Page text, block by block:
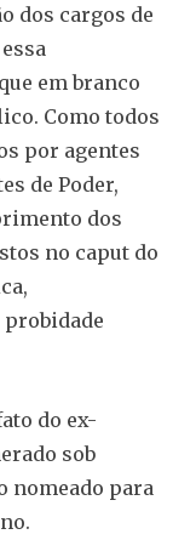
dos cargos de
em branco
Como todos
por agentes
de Poder,
dos
no caput do
do ex-
sob
nomeado para